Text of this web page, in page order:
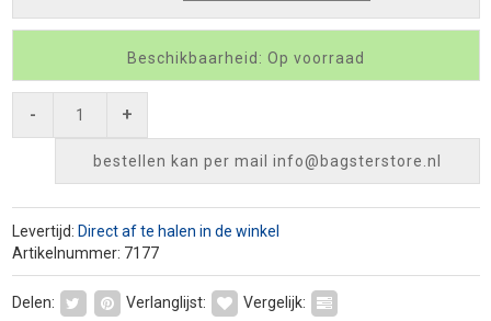
Beschikbaarheid: Op voorraad
- +
bestellen kan per mail info@bagsterstore.nl
Levertijd: Direct af te halen in de winkel
Artikelnummer: 7177
Delen: Verlanglijst: Vergelijk: